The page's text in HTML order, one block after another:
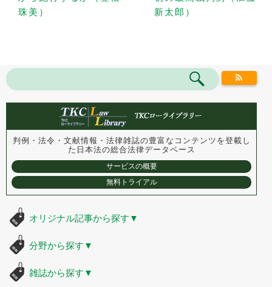
珠美）
新太郎）
判例・法令・文献情報・法律雑誌の豊富なコンテンツを登載し
た 日本法の総合法律データベース
サービスの概要
無料トライアル
オリジナル記事から探す ▼
分野から探す ▼
雑誌から探す ▼